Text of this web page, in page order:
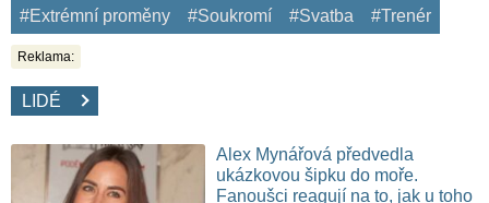
#Extrémní proměny #Soukromí #Svatba #Trenér
Reklama:
LIDÉ
Alex Mynářová předvedla
ukázkovou šipku do moře.
Fanoušci reagují na to, jak u toho